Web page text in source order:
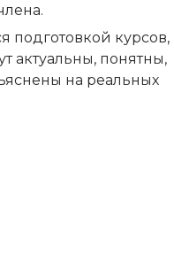
подготовкой курсов,
актуальны, понятны,
на реальных